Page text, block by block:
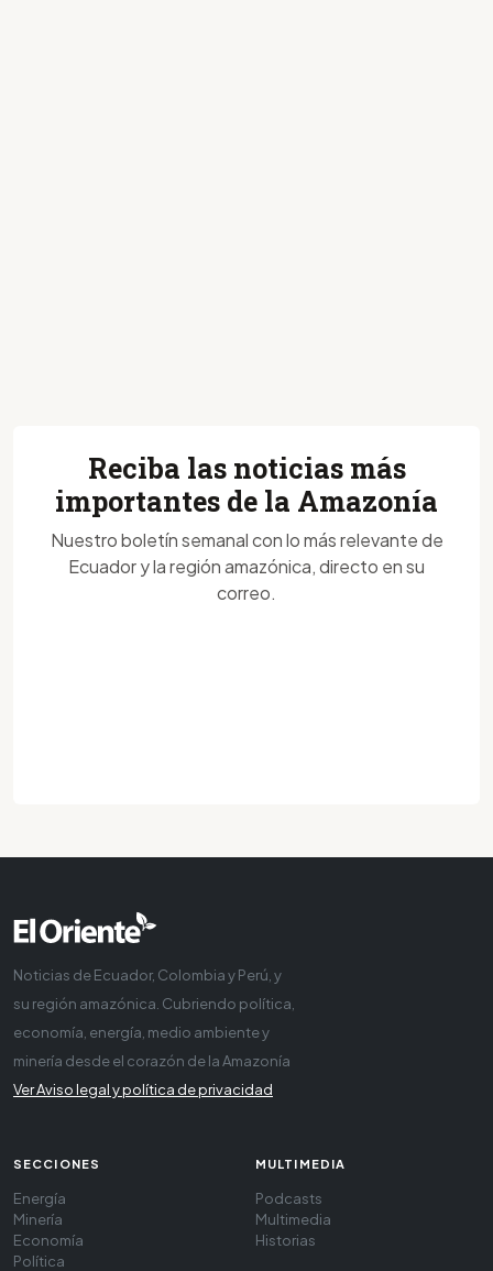
Reciba las noticias más
importantes de la Amazonía
Nuestro boletín semanal con lo más relevante de
Ecuador y la región amazónica, directo en su
correo.
Noticias de Ecuador, Colombia y Perú, y
su región amazónica. Cubriendo política,
economía, energía, medio ambiente y
minería desde el corazón de la Amazonía
Ver Aviso legal y política de privacidad
SECCIONES
Energía
Minería
Economía
Política
MULTIMEDIA
Podcasts
Multimedia
Historias